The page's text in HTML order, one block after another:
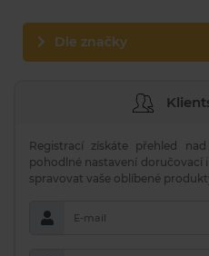
Dle značky
Registrací získáte přehled
pohodlné nastavení doručovací
spravovat vaše oblíbené
E-mail